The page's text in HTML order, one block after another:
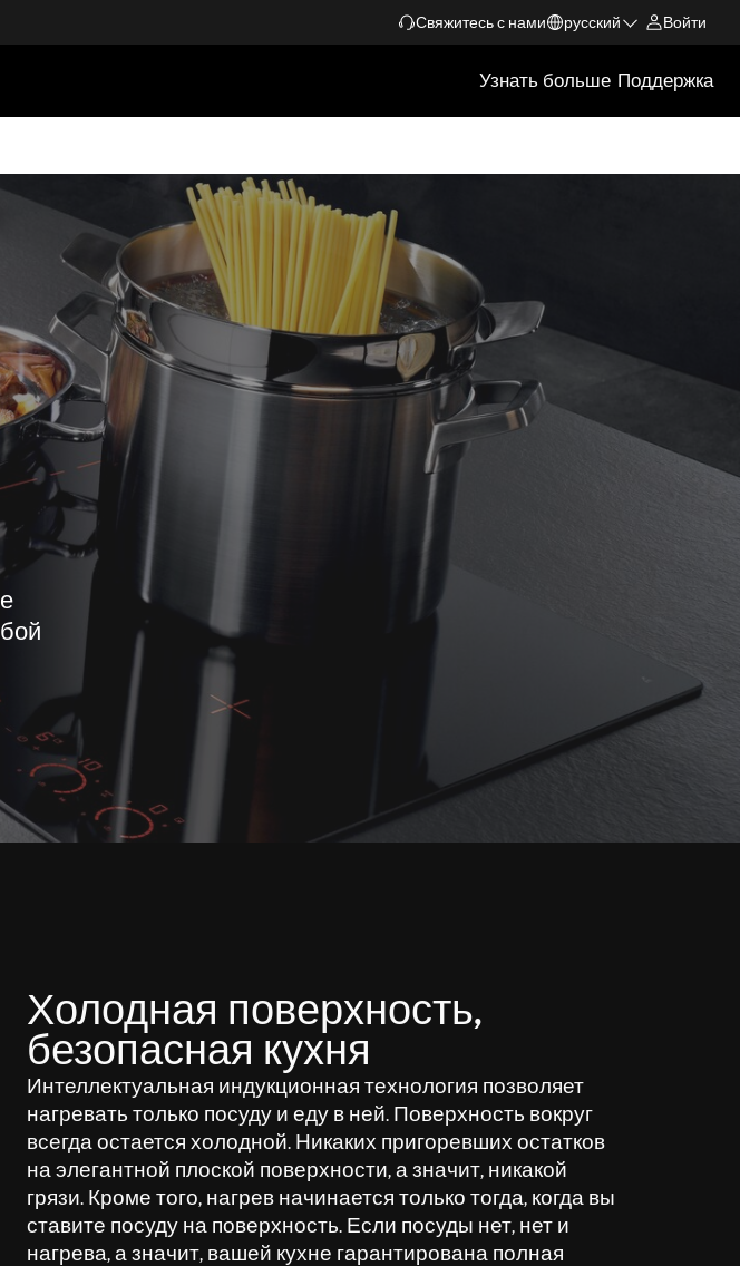
Свяжитесь с нами русский Войти
Узнать больше Поддержка
Холодная поверхность,
безопасная кухня
Интеллектуальная индукционная технология позволяет
нагревать только посуду и еду в ней. Поверхность вокруг
всегда остается холодной. Никаких пригоревших остатков
на элегантной плоской поверхности, а значит, никакой
грязи. Кроме того, нагрев начинается только тогда, когда вы
ставите посуду на поверхность. Если посуды нет, нет и
нагрева, а значит, вашей кухне гарантирована полная